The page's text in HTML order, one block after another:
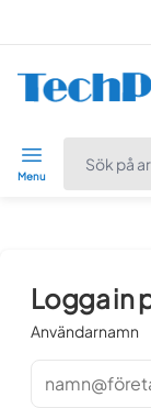
Menu
Logga in
Användarnamn